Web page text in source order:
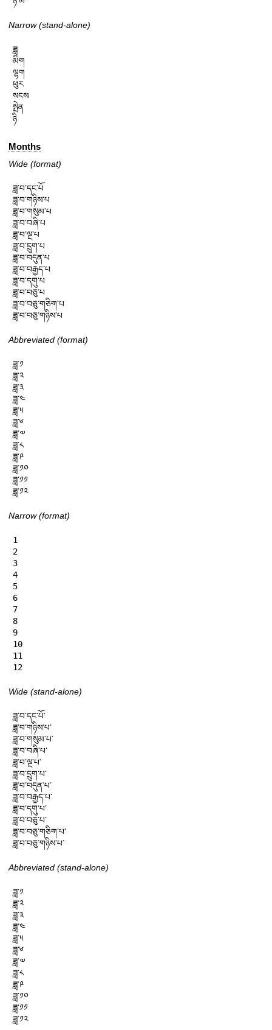
Narrow (stand-alone)
ཟླ
མིག
ལྷག
ཕུར
སངས
སྤེན
ཉི
Months
Wide (format)
ཟླ་བ་དང་པོ
ཟླ་བ་གཉིས་པ
ཟླ་བ་གསུམ་པ
ཟླ་བ་བཞི་པ
ཟླ་བ་ལྔ་པ
ཟླ་བ་དྲུག་པ
ཟླ་བ་བདུན་པ
ཟླ་བ་བརྒྱད་པ
ཟླ་བ་དགུ་པ
ཟླ་བ་བཅུ་པ
ཟླ་བ་བཅུ་གཅིག་པ
ཟླ་བ་བཅུ་གཉིས་པ
Abbreviated (format)
ཟླ་༡
ཟླ་༢
ཟླ་༣
ཟླ་༤
ཟླ་༥
ཟླ་༦
ཟླ་༧
ཟླ་༨
ཟླ་༩
ཟླ་༡༠
ཟླ་༡༡
ཟླ་༡༢
Narrow (format)
1
2
3
4
5
6
7
8
9
10
11
12
Wide (stand-alone)
ཟླ་བ་དང་པོ་
ཟླ་བ་གཉིས་པ་
ཟླ་བ་གསུམ་པ་
ཟླ་བ་བཞི་པ་
ཟླ་བ་ལྔ་པ་
ཟླ་བ་དྲུག་པ་
ཟླ་བ་བདུན་པ་
ཟླ་བ་བརྒྱད་པ་
ཟླ་བ་དགུ་པ་
ཟླ་བ་བཅུ་པ་
ཟླ་བ་བཅུ་གཅིག་པ་
ཟླ་བ་བཅུ་གཉིས་པ་
Abbreviated (stand-alone)
ཟླ་༡
ཟླ་༢
ཟླ་༣
ཟླ་༤
ཟླ་༥
ཟླ་༦
ཟླ་༧
ཟླ་༨
ཟླ་༩
ཟླ་༡༠
ཟླ་༡༡
ཟླ་༡༢